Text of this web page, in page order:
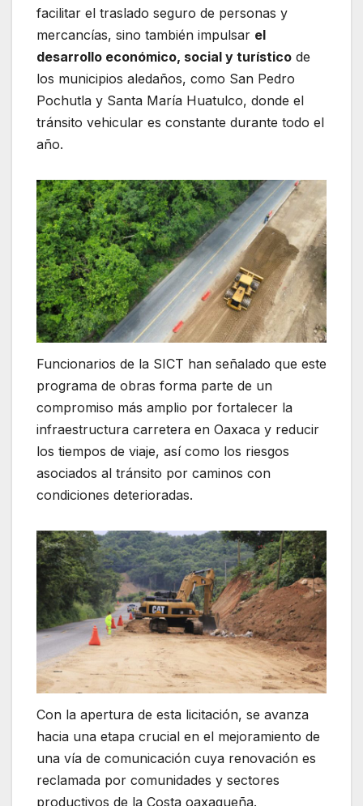
facilitar el traslado seguro de personas y
mercancías, sino también impulsar el
desarrollo económico, social y turístico de
los municipios aledaños, como San Pedro
Pochutla y Santa María Huatulco, donde el
tránsito vehicular es constante durante todo el
año.
Funcionarios de la SICT han señalado que este
programa de obras forma parte de un
compromiso más amplio por fortalecer la
infraestructura carretera en Oaxaca y reducir
los tiempos de viaje, así como los riesgos
asociados al tránsito por caminos con
condiciones deterioradas.
Con la apertura de esta licitación, se avanza
hacia una etapa crucial en el mejoramiento de
una vía de comunicación cuya renovación es
reclamada por comunidades y sectores
productivos de la Costa oaxaqueña.